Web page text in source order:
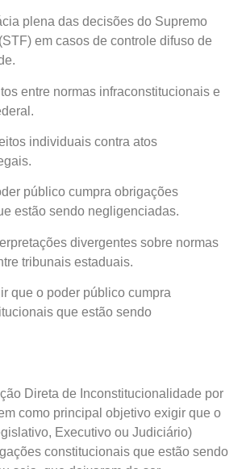
plena das decisões do Supremo
em casos de controle difuso de
entre normas infraconstitucionais e
individuais contra atos
público cumpra obrigações
estão sendo negligenciadas.
divergentes sobre normas
tribunais estaduais.
que o poder público cumpra
que estão sendo
Direta de Inconstitucionalidade por
como principal objetivo exigir que o
Executivo ou Judiciário)
constitucionais que estão sendo